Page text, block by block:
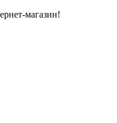
магазин!